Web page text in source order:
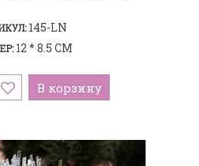
145-LN
12 * 8.5 СМ
В корзину